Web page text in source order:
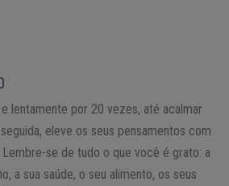
lentamente por 20 vezes, até acalmar
eleve os seus pensamentos com
. Lembre-se de tudo o que você é grato: a
a sua saúde, o seu alimento, os seus